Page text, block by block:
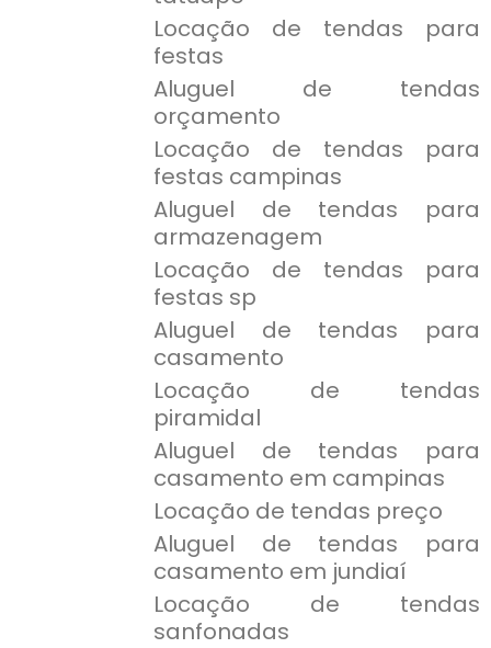
Locação de tendas para
festas
Aluguel de tendas
orçamento
Locação de tendas para
festas campinas
Aluguel de tendas para
armazenagem
Locação de tendas para
festas sp
Aluguel de tendas para
casamento
Locação de tendas
piramidal
Aluguel de tendas para
casamento em campinas
Locação de tendas preço
Aluguel de tendas para
casamento em jundiaí
Locação de tendas
sanfonadas